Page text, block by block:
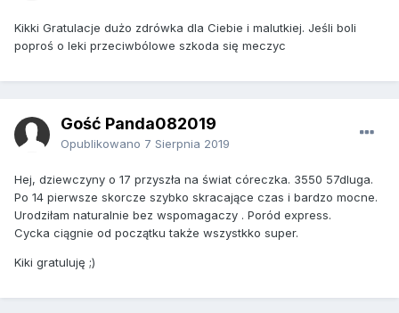
Kikki Gratulacje dużo zdrówka dla Ciebie i malutkiej. Jeśli boli
poproś o leki przeciwbólowe szkoda się meczyc
Gość Panda082019
Opublikowano 7 Sierpnia 2019
Hej, dziewczyny o 17 przyszła na świat córeczka. 3550 57dluga.
Po 14 pierwsze skorcze szybko skracające czas i bardzo mocne.
Urodziłam naturalnie bez wspomagaczy . Poród express.
Cycka ciągnie od początku także wszystkko super.
Kiki gratuluję ;)